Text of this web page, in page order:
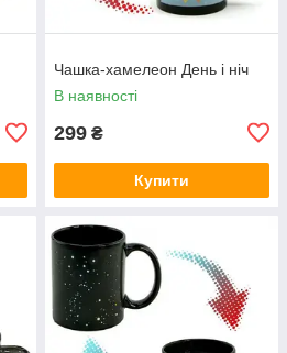
Чашка-хамелеон День і ніч
В наявності
299 ₴
Купити